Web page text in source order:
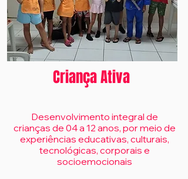
Criança Ativa
Desenvolvimento integral de
crianças de 04 a 12 anos, por meio de
experiências educativas, culturais,
tecnológicas, corporais e
socioemocionais